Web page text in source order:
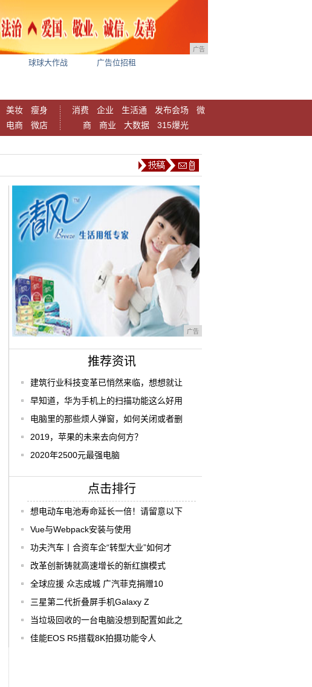
广告
球球大作战 广告位招租
美妆
瘦身
电商 微店
消费 企业 生活通 发布会场
微
商
商业 大数据 315爆光
广告
推荐资讯
建筑行业科技变革已悄然来临，想想就让
早知道，华为手机上的扫描功能这么好用
电脑里的那些烦人弹窗，如何关闭或者删
2019，苹果的未来去向何方？
2020年2500元最强电脑
点击排行
想电动车电池寿命延长一倍！请留意以下
Vue与Webpack安装与使用
功夫汽车丨合资车企“转型大业”如何才
改革创新铸就高速增长的新红旗模式
全球应援 众志成城 广汽菲克捐赠10
三星第二代折叠屏手机Galaxy Z
当垃圾回收的一台电脑没想到配置如此之
佳能EOS R5搭载8K拍摄功能令人